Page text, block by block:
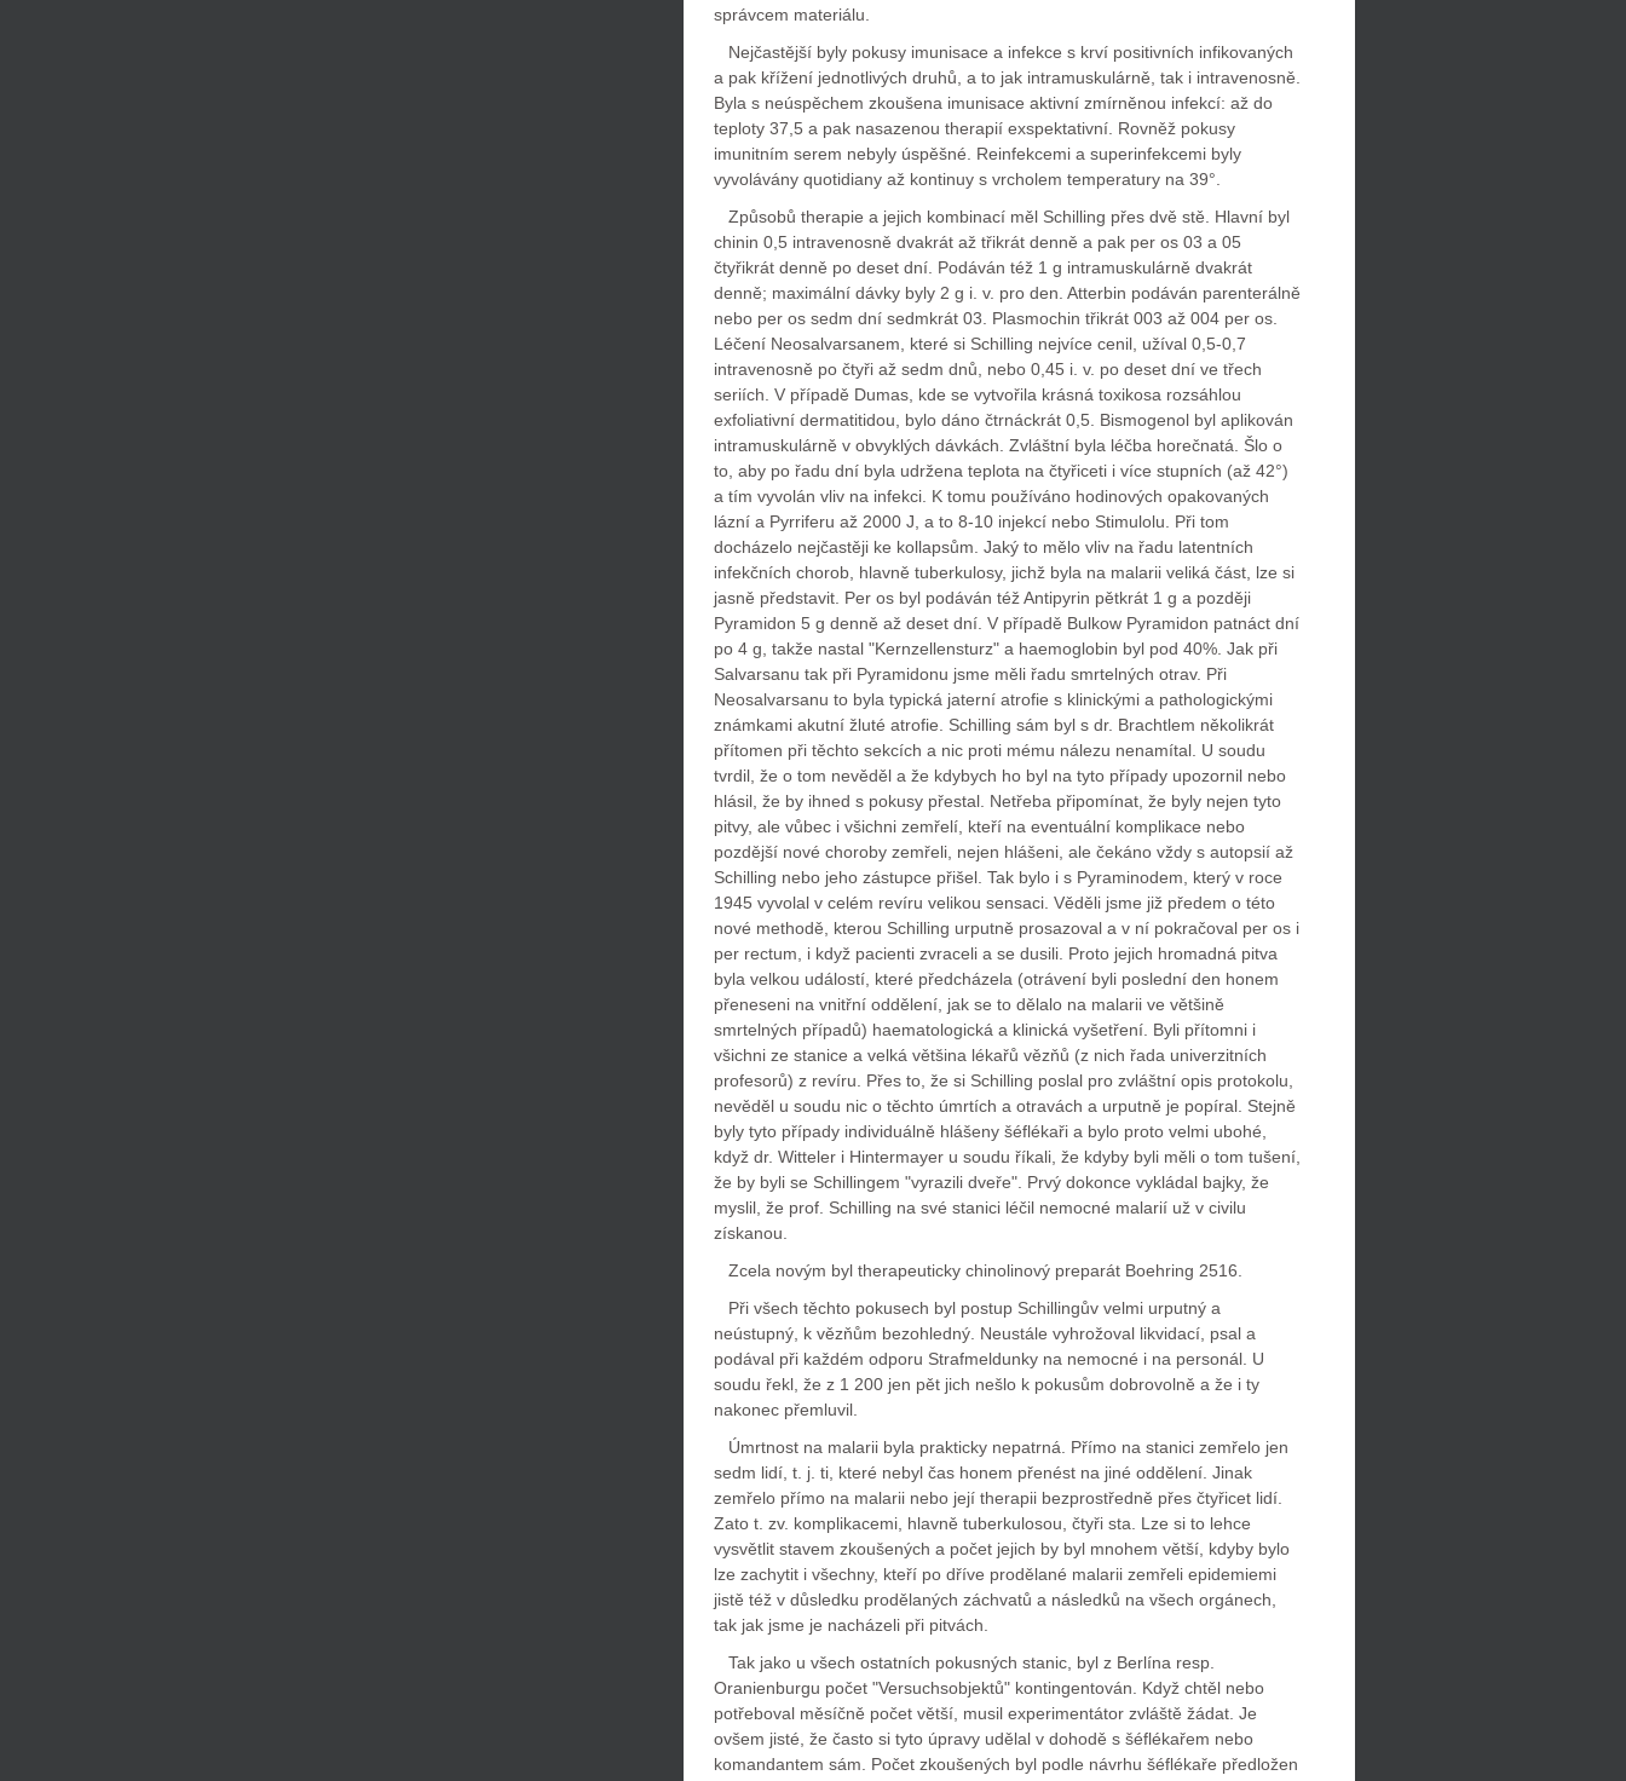
správcem materiálu.
Nejčastější byly pokusy imunisace a infekce s krví positivních infikovaných
a pak křížení jednotlivých druhů, a to jak intramuskulárně, tak i intravenosně.
Byla s neúspěchem zkoušena imunisace aktivní zmírněnou infekcí: až do
teploty 37,5 a pak nasazenou therapií exspektativní. Rovněž pokusy
imunitním serem nebyly úspěšné. Reinfekcemi a superinfekcemi byly
vyvolávány quotidiany až kontinuy s vrcholem temperatury na 39°.
Způsobů therapie a jejich kombinací měl Schilling přes dvě stě. Hlavní byl
chinin 0,5 intravenosně dvakrát až třikrát denně a pak per os 03 a 05
čtyřikrát denně po deset dní. Podáván též 1 g intramuskulárně dvakrát
denně; maximální dávky byly 2 g i. v. pro den. Atterbin podáván parenterálně
nebo per os sedm dní sedmkrát 03. Plasmochin třikrát 003 až 004 per os.
Léčení Neosalvarsanem, které si Schilling nejvíce cenil, užíval 0,5-0,7
intravenosně po čtyři až sedm dnů, nebo 0,45 i. v. po deset dní ve třech
seriích. V případě Dumas, kde se vytvořila krásná toxikosa rozsáhlou
exfoliativní dermatitidou, bylo dáno čtrnáckrát 0,5. Bismogenol byl aplikován
intramuskulárně v obvyklých dávkách. Zvláštní byla léčba horečnatá. Šlo o
to, aby po řadu dní byla udržena teplota na čtyřiceti i více stupních (až 42°)
a tím vyvolán vliv na infekci. K tomu používáno hodinových opakovaných
lázní a Pyrriferu až 2000 J, a to 8-10 injekcí nebo Stimulolu. Při tom
docházelo nejčastěji ke kollapsům. Jaký to mělo vliv na řadu latentních
infekčních chorob, hlavně tuberkulosy, jichž byla na malarii veliká část, lze si
jasně představit. Per os byl podáván též Antipyrin pětkrát 1 g a později
Pyramidon 5 g denně až deset dní. V případě Bulkow Pyramidon patnáct dní
po 4 g, takže nastal "Kernzellensturz" a haemoglobin byl pod 40%. Jak při
Salvarsanu tak při Pyramidonu jsme měli řadu smrtelných otrav. Při
Neosalvarsanu to byla typická jaterní atrofie s klinickými a pathologickými
známkami akutní žluté atrofie. Schilling sám byl s dr. Brachtlem několikrát
přítomen při těchto sekcích a nic proti mému nálezu nenamítal. U soudu
tvrdil, že o tom nevěděl a že kdybych ho byl na tyto případy upozornil nebo
hlásil, že by ihned s pokusy přestal. Netřeba připomínat, že byly nejen tyto
pitvy, ale vůbec i všichni zemřelí, kteří na eventuální komplikace nebo
pozdější nové choroby zemřeli, nejen hlášeni, ale čekáno vždy s autopsií až
Schilling nebo jeho zástupce přišel. Tak bylo i s Pyraminodem, který v roce
1945 vyvolal v celém revíru velikou sensaci. Věděli jsme již předem o této
nové methodě, kterou Schilling urputně prosazoval a v ní pokračoval per os i
per rectum, i když pacienti zvraceli a se dusili. Proto jejich hromadná pitva
byla velkou událostí, které předcházela (otrávení byli poslední den honem
přeneseni na vnitřní oddělení, jak se to dělalo na malarii ve většině
smrtelných případů) haematologická a klinická vyšetření. Byli přítomni i
všichni ze stanice a velká většina lékařů vězňů (z nich řada univerzitních
profesorů) z revíru. Přes to, že si Schilling poslal pro zvláštní opis protokolu,
nevěděl u soudu nic o těchto úmrtích a otravách a urputně je popíral. Stejně
byly tyto případy individuálně hlášeny šéflékaři a bylo proto velmi ubohé,
když dr. Witteler i Hintermayer u soudu říkali, že kdyby byli měli o tom tušení,
že by byli se Schillingem "vyrazili dveře". Prvý dokonce vykládal bajky, že
myslil, že prof. Schilling na své stanici léčil nemocné malarií už v civilu
získanou.
Zcela novým byl therapeuticky chinolinový preparát Boehring 2516.
Při všech těchto pokusech byl postup Schillingův velmi urputný a
neústupný, k vězňům bezohledný. Neustále vyhrožoval likvidací, psal a
podával při každém odporu Strafmeldunky na nemocné i na personál. U
soudu řekl, že z 1 200 jen pět jich nešlo k pokusům dobrovolně a že i ty
nakonec přemluvil.
Úmrtnost na malarii byla prakticky nepatrná. Přímo na stanici zemřelo jen
sedm lidí, t. j. ti, které nebyl čas honem přenést na jiné oddělení. Jinak
zemřelo přímo na malarii nebo její therapii bezprostředně přes čtyřicet lidí.
Zato t. zv. komplikacemi, hlavně tuberkulosou, čtyři sta. Lze si to lehce
vysvětlit stavem zkoušených a počet jejich by byl mnohem větší, kdyby bylo
lze zachytit i všechny, kteří po dříve prodělané malarii zemřeli epidemiemi
jistě též v důsledku prodělaných záchvatů a následků na všech orgánech,
tak jak jsme je nacházeli při pitvách.
Tak jako u všech ostatních pokusných stanic, byl z Berlína resp.
Oranienburgu počet "Versuchsobjektů" kontingentován. Když chtěl nebo
potřeboval měsíčně počet větší, musil experimentátor zvláště žádat. Je
ovšem jisté, že často si tyto úpravy udělal v dohodě s šéflékařem nebo
komandantem sám. Počet zkoušených byl podle návrhu šéflékaře předložen